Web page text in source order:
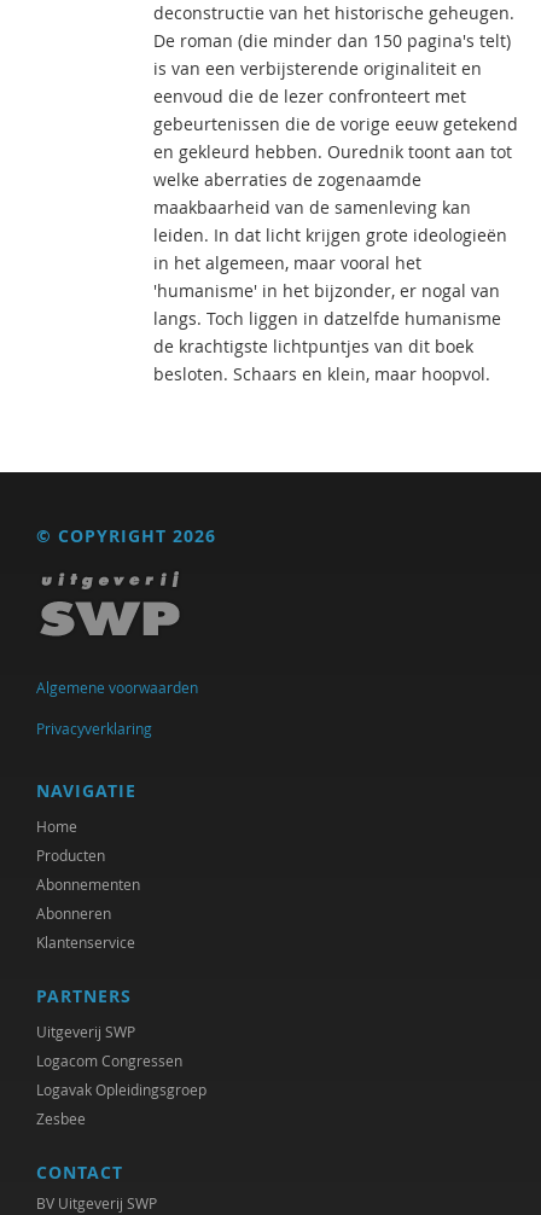
deconstructie van het historische geheugen.
De roman (die minder dan 150 pagina's telt)
is van een verbijsterende originaliteit en
eenvoud die de lezer confronteert met
gebeurtenissen die de vorige eeuw getekend
en gekleurd hebben. Ourednik toont aan tot
welke aberraties de zogenaamde
maakbaarheid van de samenleving kan
leiden. In dat licht krijgen grote ideologieën
in het algemeen, maar vooral het
'humanisme' in het bijzonder, er nogal van
langs. Toch liggen in datzelfde humanisme
de krachtigste lichtpuntjes van dit boek
besloten. Schaars en klein, maar hoopvol.
© COPYRIGHT 2026
Algemene voorwaarden
Privacyverklaring
NAVIGATIE
Home
Producten
Abonnementen
Abonneren
Klantenservice
PARTNERS
Uitgeverij SWP
Logacom Congressen
Logavak Opleidingsgroep
Zesbee
CONTACT
BV Uitgeverij SWP